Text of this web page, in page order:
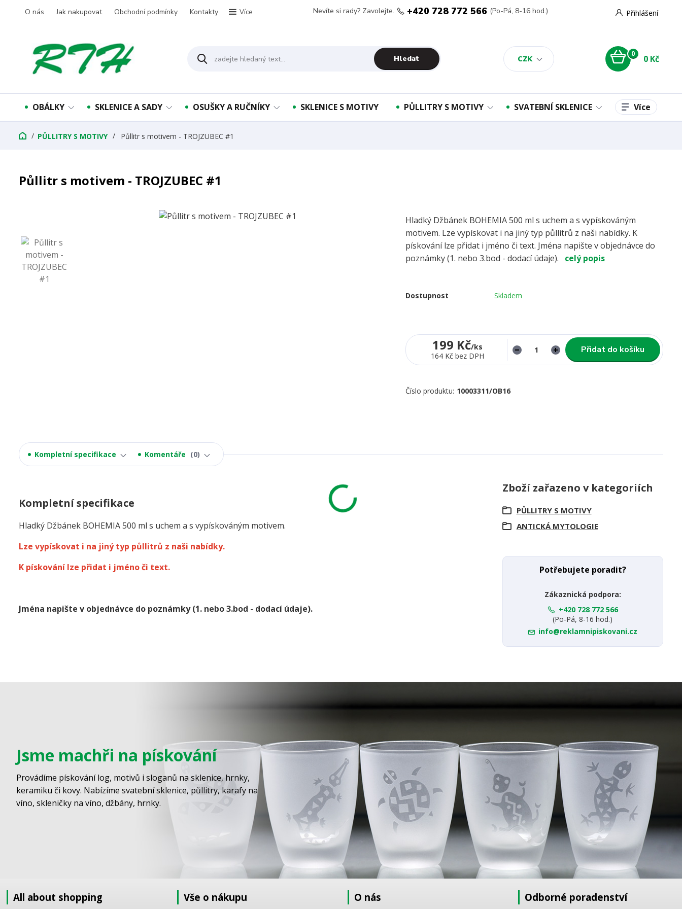
O nás Jak nakupovat Obchodní podmínky Kontakty Více
CZK
Přihlášení
Hledat
Nevíte si rady? Zavolejte. +420 728 772 566 (Po-Pá, 8-16 hod.)
0 0 Kč
OBÁLKY SKLENICE A SADY OSUŠKY A RUČNÍKY SKLENICE S MOTIVY PŮLLITRY S MOTIVY SVATEBNÍ SKLENICE Více
PŮLLITRY S MOTIVY Půllitr s motivem - TROJZUBEC #1
Půllitr s motivem - TROJZUBEC #1
Hladký Džbánek BOHEMIA 500 ml s uchem a s vypískováným
motivem. Lze vypískovat i na jiný typ půllitrů z naši nabídky. K
pískování lze přidat i jméno či text. Jména napište v objednávce do
poznámky (1. nebo 3.bod - dodací údaje). celý popis
Dostupnost Skladem
199 Kč/ks
164 Kč bez DPH
Přidat do košíku
Číslo produktu: 10003311/OB16
Kompletní specifikace Komentáře 0
Kompletní specifikace
Hladký Džbánek BOHEMIA 500 ml s uchem a s vypískováným motivem.
Lze vypískovat i na jiný typ půllitrů z naši nabídky.
K pískování lze přidat i jméno či text.
Jména napište v objednávce do poznámky(1. nebo 3.bod - dodací údaje).
Zboží zařazeno v kategoriích
PŮLLITRY S MOTIVY
ANTICKÁ MYTOLOGIE
Potřebujete poradit?
Zákaznická podpora:
+420 728 772 566
(Po-Pá, 8-16 hod.)
info@reklamnipiskovani.cz
Jsme machři na pískování
Provádíme pískování log, motivů i sloganů na sklenice, hrnky,
keramiku či kovy. Nabízíme svatební sklenice, půllitry, karafy na
víno, skleničky na víno, džbány, hrnky.
All about shopping Vše o nákupu O nás Odborné poradenství